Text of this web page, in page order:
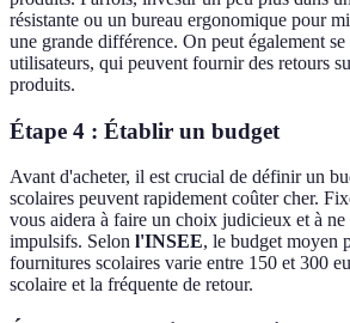
résistante ou un bureau ergonomique pour
une grande différence. On peut également
utilisateurs, qui peuvent fournir des retours
produits.
Étape 4 : Établir un budget
Avant d'acheter, il est crucial de définir un
scolaires peuvent rapidement coûter cher.
vous aidera à faire un choix judicieux et à ne
impulsifs. Selon l'INSEE, le budget moyen
fournitures scolaires varie entre 150 et 300
scolaire et la fréquente de retour.